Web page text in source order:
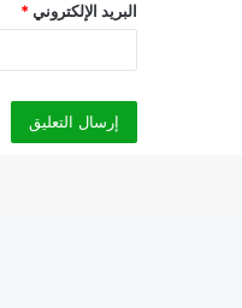
البريد الإلكتروني *